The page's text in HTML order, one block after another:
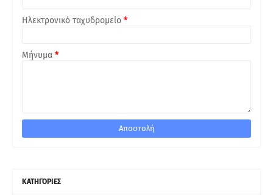
Ηλεκτρονικό ταχυδρομείο *
Μήνυμα *
ΚΑΤΗΓΟΡΙΕΣ